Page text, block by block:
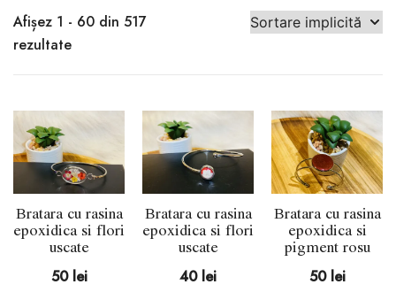
Afișez 1 - 60 din 517
rezultate
Bratara cu rasina
epoxidica si flori
uscate
50 lei
Bratara cu rasina
epoxidica si flori
uscate
40 lei
Bratara cu rasina
epoxidica si
pigment rosu
50 lei